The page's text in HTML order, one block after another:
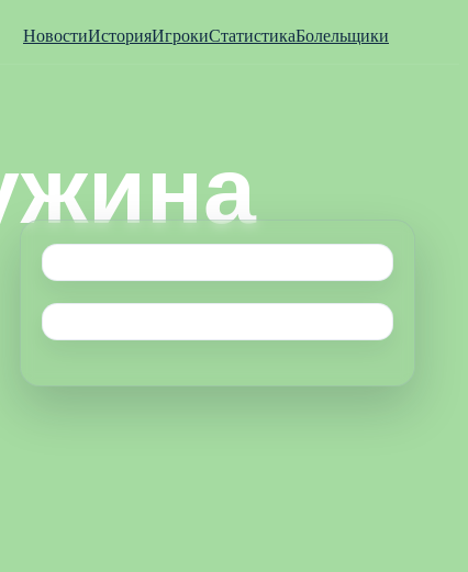
НовостиИсторияИгрокиСтатистикаБолельщики